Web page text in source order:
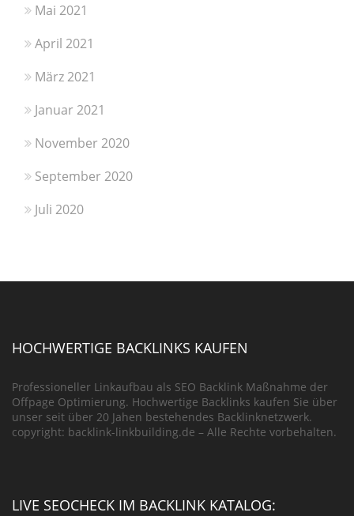
Mai 2021
April 2021
März 2021
Januar 2021
November 2020
September 2020
Juli 2020
HOCHWERTIGE BACKLINKS KAUFEN
Professioneller Linkaufbau als SEO Backlink Maßnahme der
Offpage Optimierung. Hochwertige Backlinks kaufen Sie über
unser seit über 20 Jahen bestehendes Backlinknetzwerk.
copyright: backlink-linkbuilding.de – Alle Rechte vorbehalten.
LIVE SEOCHECK IM BACKLINK KATALOG: